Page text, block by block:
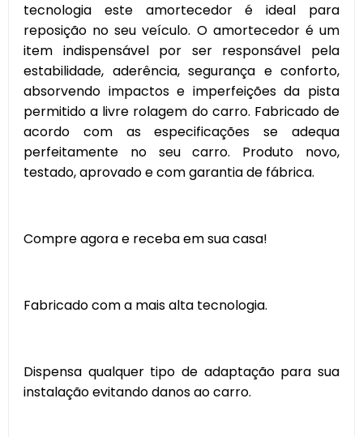
tecnologia este amortecedor é ideal para
reposição no seu veículo. O amortecedor é um
item indispensável por ser responsável pela
estabilidade, aderência, segurança e conforto,
absorvendo impactos e imperfeições da pista
permitido a livre rolagem do carro. Fabricado de
acordo com as especificações se adequa
perfeitamente no seu carro. Produto novo,
testado, aprovado e com garantia de fábrica.
Compre agora e receba em sua casa!
Fabricado com a mais alta tecnologia.
Dispensa qualquer tipo de adaptação para sua
instalação evitando danos ao carro.